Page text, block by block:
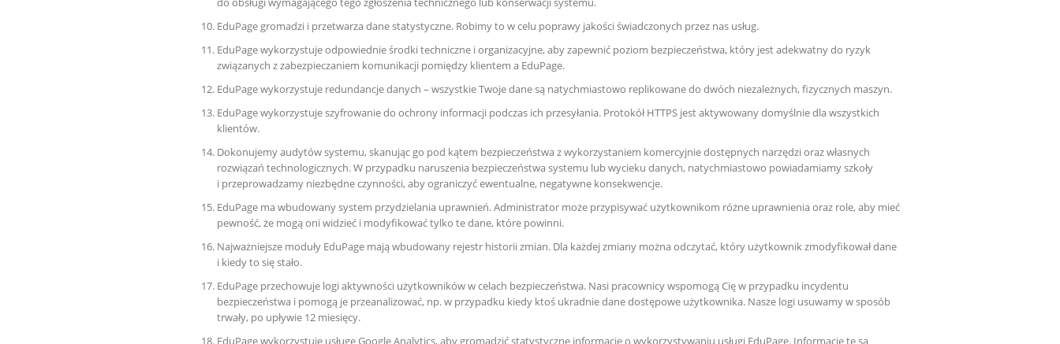
EduPage gromadzi i przetwarza dane statystyczne. Robimy to w celu poprawy jakości świadczonych przez nas usług.
EduPage wykorzystuje odpowiednie środki techniczne i organizacyjne, aby zapewnić poziom bezpieczeństwa, który jest adekwatny do ryzyk
związanych z zabezpieczaniem komunikacji pomiędzy klientem a EduPage.
EduPage wykorzystuje redundancje danych – wszystkie Twoje dane są natychmiastowo replikowane do dwóch niezależnych, fizycznych maszyn.
EduPage wykorzystuje szyfrowanie do ochrony informacji podczas ich przesyłania. Protokół HTTPS jest aktywowany domyślnie dla wszystkich
klientów.
Dokonujemy audytów systemu, skanując go pod kątem bezpieczeństwa z wykorzystaniem komercyjnie dostępnych narzędzi oraz własnych
rozwiązań technologicznych. W przypadku naruszenia bezpieczeństwa systemu lub wycieku danych, natychmiastowo powiadamiamy szkoły
i przeprowadzamy niezbędne czynności, aby ograniczyć ewentualne, negatywne konsekwencje.
EduPage ma wbudowany system przydzielania uprawnień. Administrator może przypisywać użytkownikom różne uprawnienia oraz role, aby mieć
pewność, że mogą oni widzieć i modyfikować tylko te dane, które powinni.
Najważniejsze moduły EduPage mają wbudowany rejestr historii zmian. Dla każdej zmiany można odczytać, który użytkownik zmodyfikował dane
i kiedy to się stało.
EduPage przechowuje logi aktywności użytkowników w celach bezpieczeństwa. Nasi pracownicy wspomogą Cię w przypadku incydentu
bezpieczeństwa i pomogą je przeanalizować, np. w przypadku kiedy ktoś ukradnie dane dostępowe użytkownika. Nasze logi usuwamy w sposób
trwały, po upływie 12 miesięcy.
EduPage wykorzystuje usługę Google Analytics, aby gromadzić statystyczne informacje o wykorzystywaniu usługi EduPage. Informacje te są